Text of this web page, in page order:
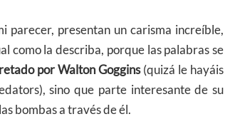
parecer, presentan un carisma increíble,
como la describa, porque las palabras se
por Walton Goggins(quizá le hayáis
sino que parte interesante de su
bombas a través de él.